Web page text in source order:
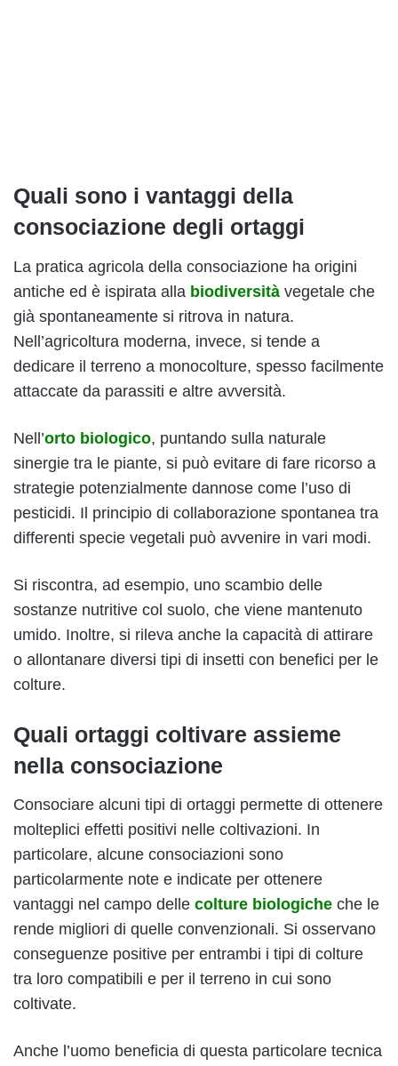
Quali sono i vantaggi della
consociazione degli ortaggi
La pratica agricola della consociazione ha origini
antiche ed è ispirata alla biodiversità vegetale che
già spontaneamente si ritrova in natura.
Nell’agricoltura moderna, invece, si tende a
dedicare il terreno a monocolture, spesso facilmente
attaccate da parassiti e altre avversità.
Nell’orto biologico, puntando sulla naturale
sinergie tra le piante, si può evitare di fare ricorso a
strategie potenzialmente dannose come l’uso di
pesticidi. Il principio di collaborazione spontanea tra
differenti specie vegetali può avvenire in vari modi.
Si riscontra, ad esempio, uno scambio delle
sostanze nutritive col suolo, che viene mantenuto
umido. Inoltre, si rileva anche la capacità di attirare
o allontanare diversi tipi di insetti con benefici per le
colture.
Quali ortaggi coltivare assieme
nella consociazione
Consociare alcuni tipi di ortaggi permette di ottenere
molteplici effetti positivi nelle coltivazioni. In
particolare, alcune consociazioni sono
particolarmente note e indicate per ottenere
vantaggi nel campo delle colture biologiche che le
rende migliori di quelle convenzionali. Si osservano
conseguenze positive per entrambi i tipi di colture
tra loro compatibili e per il terreno in cui sono
coltivate.
Anche l’uomo beneficia di questa particolare tecnica